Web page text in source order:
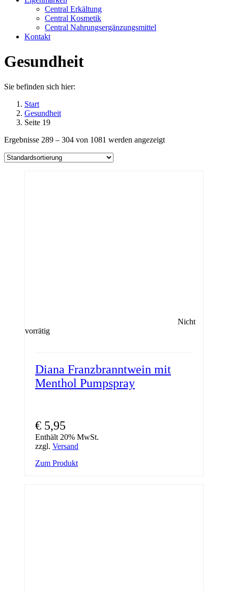
Central Erkältung
Central Kosmetik
Central Nahrungsergänzungsmittel
Kontakt
Gesundheit
Sie befinden sich hier:
Start
Gesundheit
Seite 19
Ergebnisse 289 – 304 von 1081 werden angezeigt
Nicht
vorrätig
Diana Franzbranntwein mit
Menthol Pumpspray
€ 5,95
Enthält 20% MwSt.
zzgl. Versand
Zum Produkt